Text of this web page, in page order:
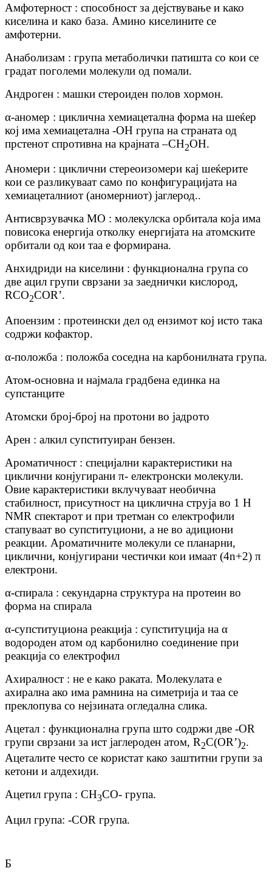
Амфотерност : способност за дејствување и како
киселина и како база. Амино киселините се
амфотерни.
Анаболизам : група метаболички патишта со кои се
градат поголеми молекули од помали.
Андроген : машки стероиден полов хормон.
α-аномер : циклична хемиацетална форма на шеќер
кој има хемиацетална -OH група на страната од
прстенот спротивна на крајната –CH2OH.
Аномери : циклични стереоизомери кај шеќерите
кои се разликуваат само по конфигурацијата на
хемиацеталниот (аномерниот) јаглерод..
Антисврзувачка МО : молекулска орбитала која има
повисока енергија отколку енергијата на атомските
орбитали од кои таа е формирана.
Анхидриди на киселини : функционална група со
две ацил групи сврзани за заеднички кислород,
RCO2COR’.
Апоензим : протеински дел од ензимот кој исто така
содржи кофактор.
α-положба : положба соседна на карбонилната група.
Атом-основна и најмала градбена единка на
супстанците
Атомски број-број на протони во јадрото
Арен : алкил супституиран бензен.
Ароматичност : специјални карактеристики на
циклични конјугирани π- електронски молекули.
Овие карактеристики вклучуваат необична
стабилност, присутност на циклична струја во 1 H
NMR спектарот и при третман со електрофили
стапуваат во супституциони, а не во адициони
реакции. Ароматичните молекули се планарни,
циклични, конјугирани честички кои имаат (4n+2) π
електрони.
α-спирала : секундарна структура на протеин во
форма на спирала
α-супституциона реакција : супституција на α
водороден атом од карбонилно соединение при
реакција со електрофил
Ахиралност : не е како раката. Молекулата е
ахирална ако има рамнина на симетрија и таа се
преклопува со нејзината огледална слика.
Ацетал : функционална група што содржи две -OR
групи сврзани за ист јаглероден атом, R2C(OR’)2.
Ацеталите често се користат како заштитни групи за
кетони и алдехиди.
Ацетил група : CH3CO- група.
Ацил група: -COR група.
Б